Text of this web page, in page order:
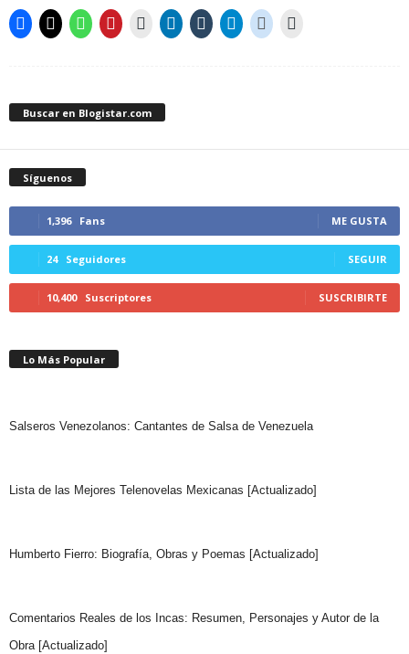
Buscar en Blogistar.com
Síguenos
1,396 Fans ME GUSTA
24 Seguidores SEGUIR
10,400 Suscriptores SUSCRIBIRTE
Lo Más Popular
Salseros Venezolanos: Cantantes de Salsa de Venezuela
Lista de las Mejores Telenovelas Mexicanas [Actualizado]
Humberto Fierro: Biografía, Obras y Poemas [Actualizado]
Comentarios Reales de los Incas: Resumen, Personajes y Autor de la
Obra [Actualizado]